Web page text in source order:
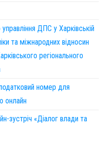
ДПС у Харківській
та міжнародних відносин
регіонального
номер для
онлайн
зустріч «Діалог влади та